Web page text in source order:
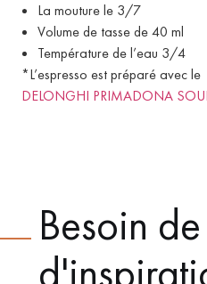
La mouture le 3/7
Volume de tasse de 40 ml
Température de l’eau 3/4
*L’espresso est préparé avec le
DELONGHI PRIMADONA
Besoin